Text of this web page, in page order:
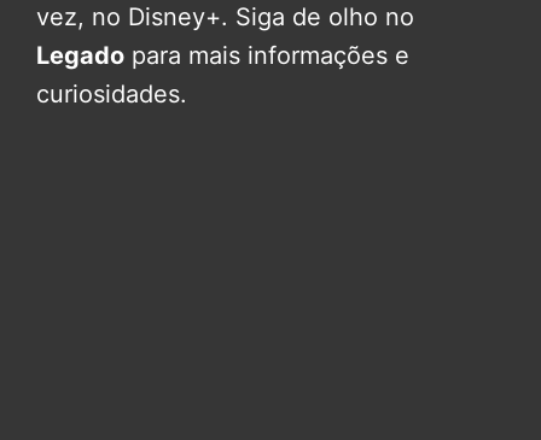
vez, no Disney+. Siga de olho no
Legado para mais informações e
curiosidades.